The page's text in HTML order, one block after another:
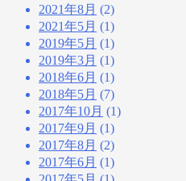
2021年8月 (2)
2021年5月 (1)
2019年5月 (1)
2019年3月 (1)
2018年6月 (1)
2018年5月 (7)
2017年10月 (1)
2017年9月 (1)
2017年8月 (2)
2017年6月 (1)